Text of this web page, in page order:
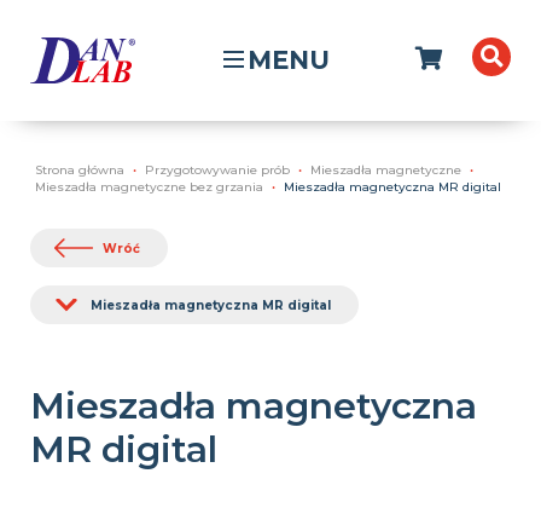
MENU
Strona główna Przygotowywanie prób
Mieszadła magnetyczne
Mieszadła magnetyczne bez grzania
Mieszadła magnetyczna MR digital
Wróć
Mieszadła magnetyczna MR digital
Mieszadła magnetyczna
MR digital